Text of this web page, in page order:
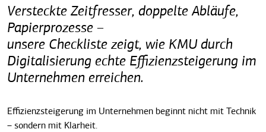
Versteckte Zeitfresser, doppelte Abläufe,
Papierprozesse –
unsere Checkliste zeigt, wie KMU durch
Digitalisierung echte Effizienzsteigerung im
Unternehmen erreichen.
Effizienzsteigerung im Unternehmen beginnt nicht mit Technik
– sondern mit Klarheit.